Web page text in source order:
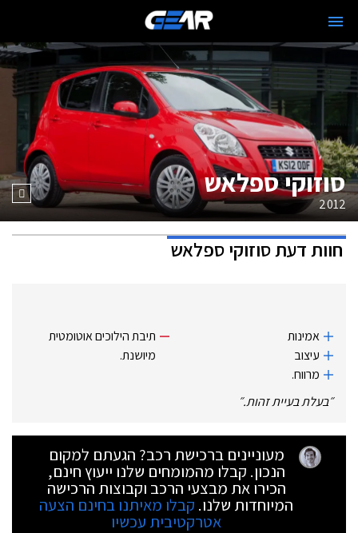
סוזוקי ספלאש
2012
חוות דעתסוזוקי ספלאש
אמינות
עיצוב
מרווח.
תיבת הילוכים אוטומטית
מיושנת.
״בעלת בעיית זהות.״
מעוניינים ברכישת רכב? הגעתם למקום
הנכון. קבלו מהמומחים שלנו ייעוץ חינם,
הכירו את מבצעי הרכב וקבוצות הרכישה
המיוחדות שלנו. קבלו מאיתנו בחינם הצעה
אטרקטיבית עכשיו